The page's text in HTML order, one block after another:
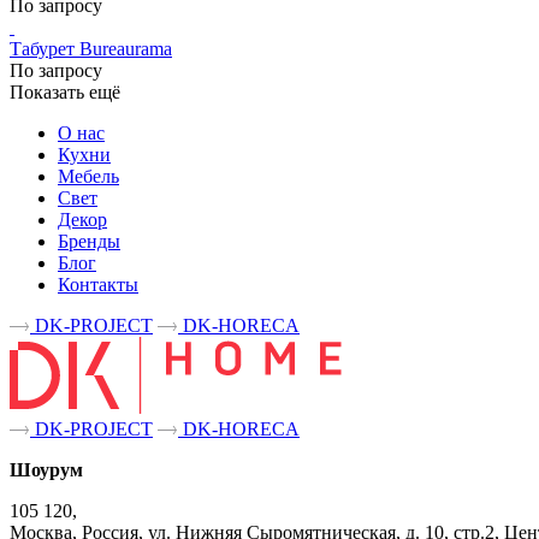
По запросу
Табурет Bureaurama
По запросу
Показать ещё
О нас
Кухни
Мебель
Свет
Декор
Бренды
Блог
Контакты
DK-PROJECT
DK-HORECA
DK-PROJECT
DK-HORECA
Шоурум
105 120,
Москва, Россия, ул. Нижняя Сыромятническая, д. 10, стр.2,